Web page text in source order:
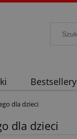
Bestsellery
dla dzieci
dla dzieci